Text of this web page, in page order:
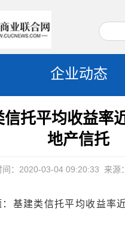
企业动态
信托平均收益率
地产信托
间：2020-03-04 09:20:33 来源
：基建类信托平均收益率